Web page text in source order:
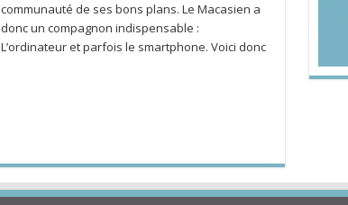
communauté de ses bons plans. Le Macasien a
donc un compagnon indispensable :
L’ordinateur et parfois le smartphone. Voici donc